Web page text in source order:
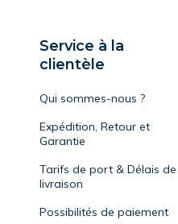
Service à la
clientèle
Qui sommes-nous ?
Expédition, Retour et
Garantie
Tarifs de port & Délais de
livraison
Possibilités de paiement